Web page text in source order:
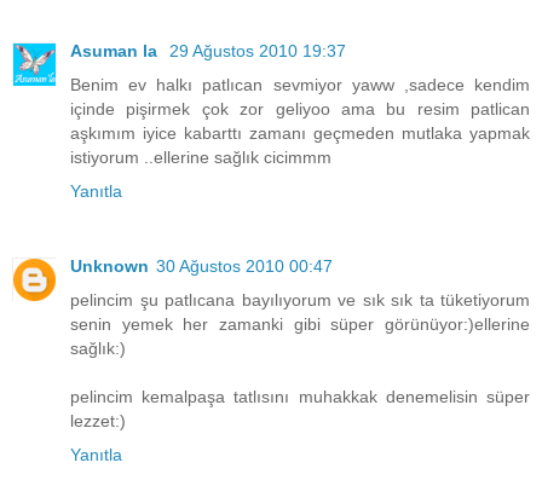
Asuman la
29 Ağustos 2010 19:37
Benim ev halkı patlıcan sevmiyor yaww ,sadece kendim
içinde pişirmek çok zor geliyoo ama bu resim patlican
aşkımım iyice kabarttı zamanı geçmeden mutlaka yapmak
istiyorum ..ellerine sağlık cicimmm
Yanıtla
Unknown 30 Ağustos 2010 00:47
pelincim şu patlıcana bayılıyorum ve sık sık ta tüketiyorum
senin yemek her zamanki gibi süper görünüyor:)ellerine
sağlık:)
pelincim kemalpaşa tatlısını muhakkak denemelisin süper
lezzet:)
Yanıtla